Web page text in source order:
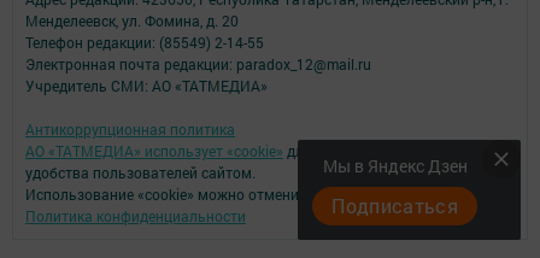
Мы в Яндекс Дзен
Подписаться
Менделеевск, ул. Фомина, д. 20
Телефон редакции: (85549) 2-14-55
Электронная почта редакции: paradox_12@mail.ru
Учредитель СМИ: АО «ТАТМЕДИА»
Антикоррупционная политика
АО «ТАТМЕДИА» использует «cookie» для персонализации сервисов и
удобства пользователей сайтом.
Использование «cookie» можно отменить в настройках браузера.
Политика конфиденциальности